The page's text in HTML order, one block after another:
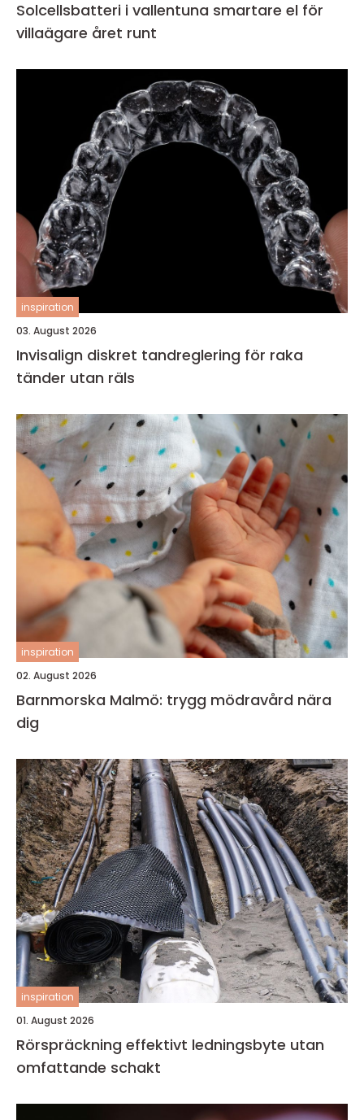
Solcellsbatteri i vallentuna smartare el för
villaägare året runt
inspiration
03. August 2026
Invisalign diskret tandreglering för raka
tänder utan räls
inspiration
02. August 2026
Barnmorska Malmö: trygg mödravård nära
dig
inspiration
01. August 2026
Rörspräckning effektivt ledningsbyte utan
omfattande schakt